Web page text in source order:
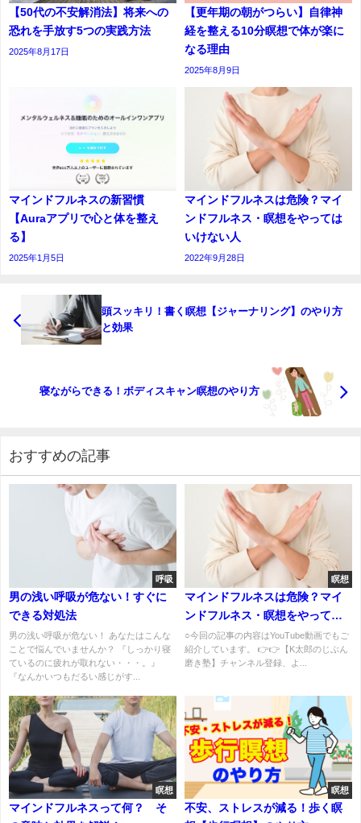
【50代の不安解消法】将来への
恐れを手放す5つの実践方法
2025年8月17日
【更年期の朝がつらい】自律神
経を整える10分瞑想で体が楽に
なる理由
2025年8月9日
マインドフルネスの新習慣
【Auraアプリで心と体を整え
る】
2025年1月5日
マインドフルネスは危険？マイ
ンドフルネス・瞑想をやっては
いけない人
2022年9月28日
頭スッキリ！書く瞑想【ジャーナリング】のやり方
と効果
寝ながらできる！ボディスキャン瞑想のやり方
おすすめの記事
呼吸
男の浅い呼吸が危ない！すぐに
できる対処法
男の浅い呼吸が危ない！ あなたはこんな
ことで悩んでいませんか？ 『しっかり寝
ているのに疲れが取れない・・・。』
『なんかいつもだるい感じがす...
瞑想
マインドフルネスは危険？マイ
ンドフルネス・瞑想をやっては
いけない人
○今回の記事の内容はYouTube動画でもご
紹介しています。 👉👉【K太郎のじぶん
磨き塾】チャンネル登録、よ...
瞑想
マインドフルネスって何？ そ
瞑想
不安、ストレスが減る！歩く瞑